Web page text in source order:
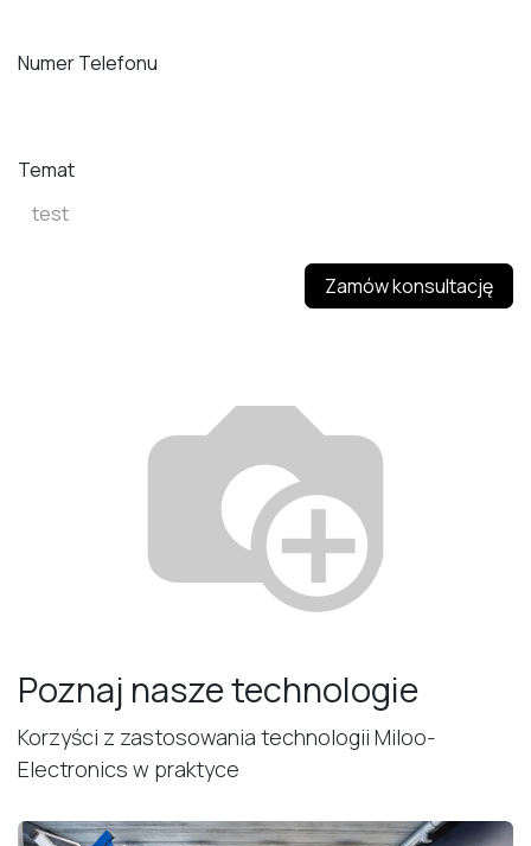
Numer Telefonu
Temat
Zamów konsultację
Poznaj nasze technologie
Korzyści z zastosowania technologii Miloo-
Electronics w praktyce